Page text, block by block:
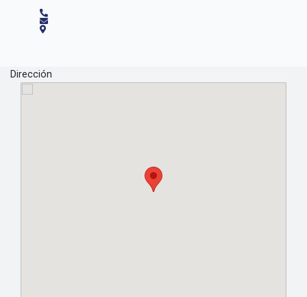
Dirección